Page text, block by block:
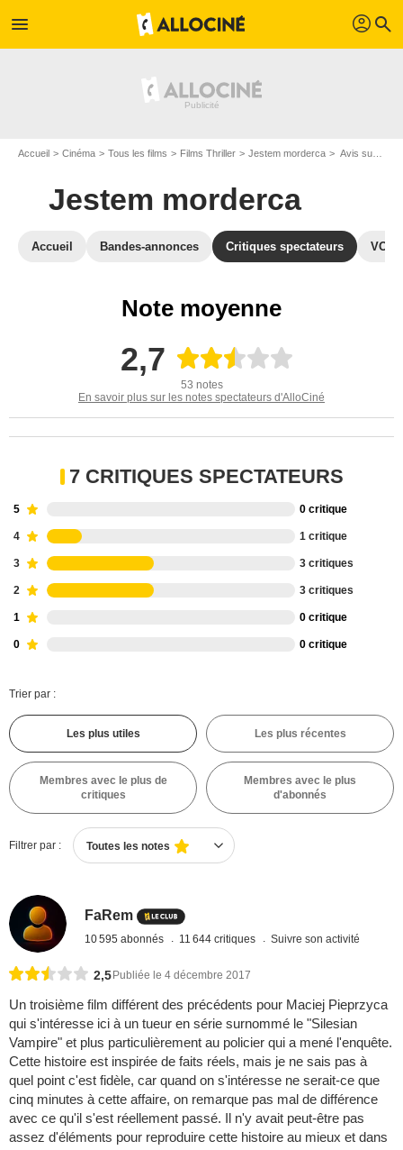
menu profil search
Accueil Cinéma Tous les films Films Thriller Jestem morderca Avis sur Jestem morderca
Jestem morderca
Accueil Bandes-annonces Critiques spectateurs VOD
Note moyenne
2,7
53 notes
En savoir plus sur les notes spectateurs d'AlloCiné
7 CRITIQUES SPECTATEURS
5 0 critique
4 1 critique
3 3 critiques
2 3 critiques
1 0 critique
0 0 critique
Trier par :
Les plus utiles Les plus récentes
Membres avec le plus de
critiques
Membres avec le plus
d'abonnés
Filtrer par : Toutes les notes
FaRem
10 595 abonnés 11 644 critiques Suivre son activité
2,5 Publiée le 4 décembre 2017
Un troisième film différent des précédents pour Maciej Pieprzyca
qui s'intéresse ici à un tueur en série surnommé le "Silesian
Vampire" et plus particulièrement au policier qui a mené l'enquête.
Cette histoire est inspirée de faits réels, mais je ne sais pas à
quel point c'est fidèle, car quand on s'intéresse ne serait-ce que
cinq minutes à cette affaire, on remarque pas mal de différence
avec ce qu'il s'est réellement passé. Il n'y avait peut-être pas
assez d'éléments pour reproduire cette histoire au mieux et dans